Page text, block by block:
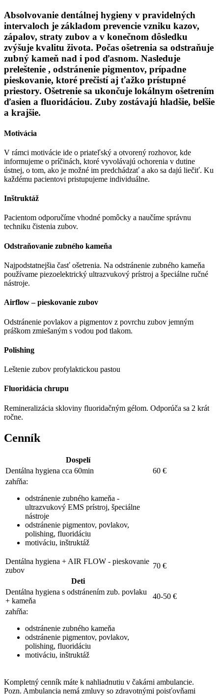
Absolvovanie dentálnej hygieny v pravidelných
intervaloch je základom prevencie vzniku kazov,
zápalov, straty zubov a v konečnom dôsledku
zvýšuje kvalitu života. Počas ošetrenia sa odstraňuje
zubný kameň nad i pod ďasnom. Nasleduje
preleštenie , odstránenie pigmentov, prípadne
pieskovanie, ktoré prečistí aj ťažko prístupné
priestory. Ošetrenie sa ukončuje lokálnym ošetrením
ďasien a fluoridáciou. Zuby zostávajú hladšie, belšie
a krajšie.
Motivácia
V rámci motivácie ide o priateľský a otvorený rozhovor, kde
informujeme o príčinách, ktoré vyvolávajú ochorenia v dutine
ústnej, o tom, ako je možné im predchádzať a ako sa dajú liečiť. Ku
každému pacientovi pristupujeme individuálne.
Inštruktáž
Pacientom odporučíme vhodné pomôcky a naučíme správnu
techniku čistenia zubov.
Odstraňovanie zubného kameňa
Najpodstatnejšia časť ošetrenia. Na odstránenie zubného kameňa
používame piezoelektrický ultrazvukový prístroj a špeciálne ručné
nástroje.
Airflow – pieskovanie zubov
Odstránenie povlakov a pigmentov z povrchu zubov jemným
práškom zmiešaným s vodou pod tlakom.
Polishing
Leštenie zubov profylaktickou pastou
Fluoridácia chrupu
Remineralizácia skloviny fluoridačným gélom. Odporúča sa 2 krát
ročne.
Cenník
Dospelí
Dentálna hygiena cca 60min
60 €
zahŕňa:
odstránenie zubného kameňa -
ultrazvukový EMS prístroj, špeciálne
nástroje
odstránenie pigmentov, povlakov,
polishing, fluoridáciu
motiváciu, inštruktáž
Dentálna hygiena + AIR FLOW - pieskovanie
zubov
70 €
Deti
Dentálna hygiena s odstránením zub. povlaku
+ kameňa
40-50 €
zahŕňa:
odstránenie zubného kameňa
odstránenie pigmentov, povlakov,
polishing, fluoridáciu
motiváciu, inštruktáž
Kompletný cenník máte k nahliadnutiu v čakárni ambulancie.
Pozn. Ambulancia nemá zmluvy so zdravotnými poisťovňami